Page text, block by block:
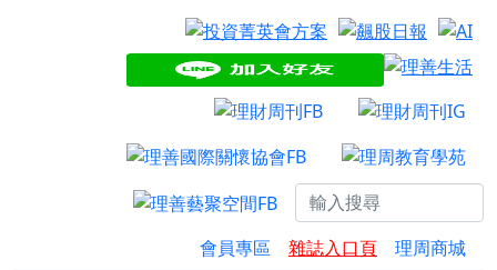
會員專區 雜誌入口頁 理周商城